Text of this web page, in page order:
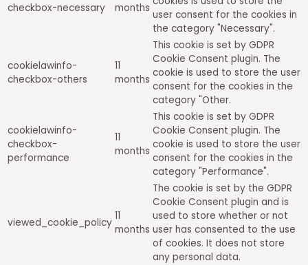
checkbox-necessary
months
user consent for the cookies in
the category "Necessary".
cookielawinfo-
checkbox-others
11
months
This cookie is set by GDPR
Cookie Consent plugin. The
cookie is used to store the user
consent for the cookies in the
category "Other.
cookielawinfo-
checkbox-
performance
11
months
This cookie is set by GDPR
Cookie Consent plugin. The
cookie is used to store the user
consent for the cookies in the
category "Performance".
viewed_cookie_policy
11
months
The cookie is set by the GDPR
Cookie Consent plugin and is
used to store whether or not
user has consented to the use
of cookies. It does not store
any personal data.